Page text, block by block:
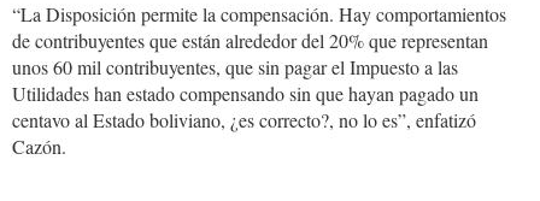
“La Disposición permite la compensación. Hay comportamientos
de contribuyentes que están alrededor del 20% que representan
unos 60 mil contribuyentes, que sin pagar el Impuesto a las
Utilidades han estado compensando sin que hayan pagado un
centavo al Estado boliviano, ¿es correcto?, no lo es”, enfatizó
Cazón.